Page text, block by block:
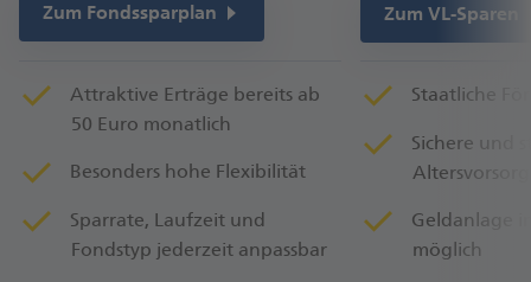
Zum Fondssparplan
Attraktive Erträge bereits ab
50 Euro monatlich
Besonders hohe Flexibilität
Sparrate, Laufzeit und
Fondstyp jederzeit anpassbar
Zum VL-Sparen
Staatliche
Sichere und
Geldanlage
möglich